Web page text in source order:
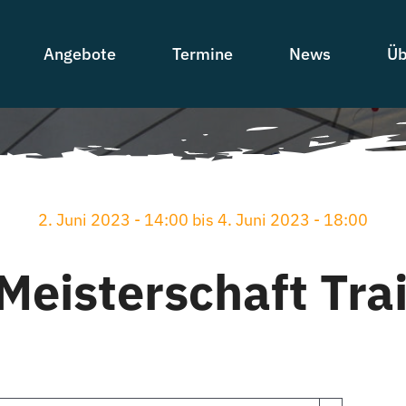
Angebote Termine News
2. Juni 2023 - 14:00 bis 4. Juni 2023 - 18:00